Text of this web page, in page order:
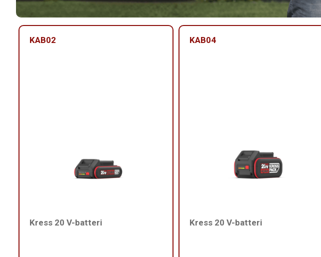
KAB02
Kress 20 V-batteri
KAB04
Kress 20 V-batteri